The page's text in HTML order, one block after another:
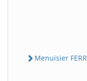
Menuisier